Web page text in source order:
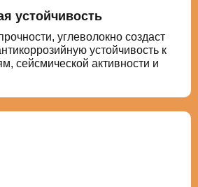
устойчивость
углеволокно создаст
устойчивость к
сейсмической активности и